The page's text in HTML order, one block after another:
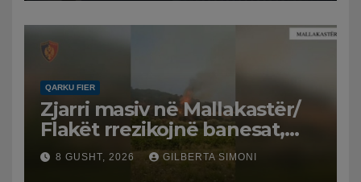
QARKU FIER
Zjarri masiv në Mallakastër/
Flakët rrezikojnë banesat,
Policia evakuon disa familje
në Koilac
8 GUSHT, 2026 GILBERTA SIMONI